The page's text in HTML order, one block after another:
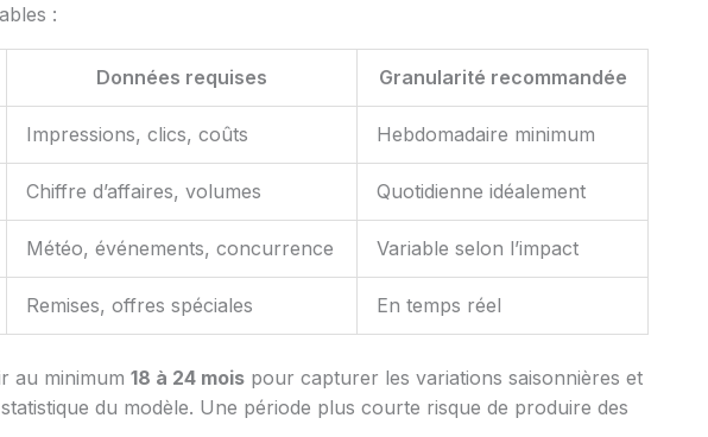
:
Données requises Granularité recommandée
Impressions, clics, coûts Hebdomadaire minimum
Chiffre d’affaires, volumes Quotidienne idéalement
Météo, événements, concurrence Variable selon l’impact
Remises, offres spéciales En temps réel
au minimum18 à 24 mois pour capturer les variations saisonnières et
du modèle. Une période plus courte risque de produire des